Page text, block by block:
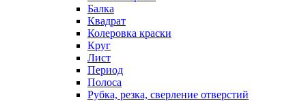
Балка
Квадрат
Колеровка краски
Круг
Лист
Период
Полоса
Рубка, резка, сверление отверстий